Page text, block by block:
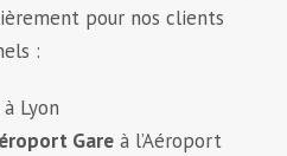
pour nos clients
:
Lyon
Gare à l’Aéroport